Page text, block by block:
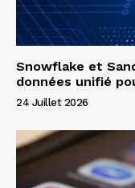
Snowflake et
données unifié
24 Juillet 2026